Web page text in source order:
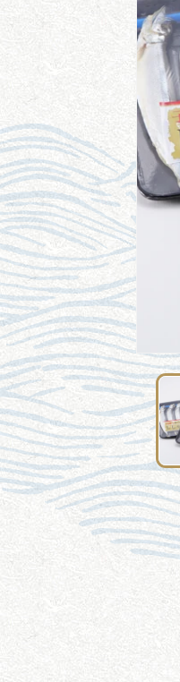
モ
ー
ダ
ル
で
メ
デ
ィ
ア
(1)
を
開
く